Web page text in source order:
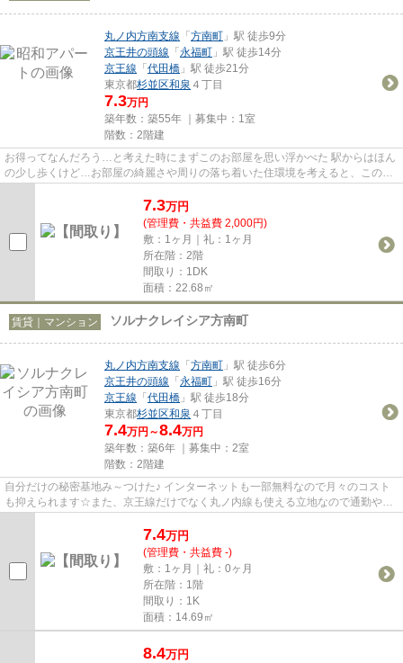
丸ノ内方南支線 「方南町 」駅 徒歩9分
京王井の頭線 「永福町 」駅 徒歩14分
京王線 「代田橋 」駅 徒歩21分
東京都杉並区和泉 ４丁目
7.3万円
築年数：築55年 ｜募集中： 1室
階数：2階建
お得ってなんだろう…と考えた時にまずこのお部屋を思い浮かべた 駅からはほん
の少し歩くけど…お部屋の綺麗さや周りの落ち着いた住環境を考えると、この価
格設定はかなりのお値打ち設定...
7.3万円
(管理費・共益費 2,000円)
敷：1ヶ月｜礼：1ヶ月
所在階：2階
間取り：1DK
面積：22.68㎡
賃貸｜マンション ソルナクレイシア方南町
丸ノ内方南支線 「方南町 」駅 徒歩6分
京王井の頭線 「永福町 」駅 徒歩16分
京王線 「代田橋 」駅 徒歩18分
東京都杉並区和泉 ４丁目
7.4万円～8.4万円
築年数：築6年 ｜募集中： 2室
階数：2階建
自分だけの秘密基地み～つけた♪ インターネットも一部無料なので月々のコスト
も抑えられます☆また、京王線だけでなく丸ノ内線も使える立地なので通勤や休
日のお出かけは楽ちんです(^_-)-☆
7.4万円
(管理費・共益費 -)
敷：1ヶ月｜礼：0ヶ月
所在階：1階
間取り：1K
面積：14.69㎡
8.4万円